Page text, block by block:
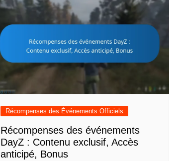
Récompenses des Événements Officiels
Récompenses des événements
DayZ : Contenu exclusif, Accès
anticipé, Bonus